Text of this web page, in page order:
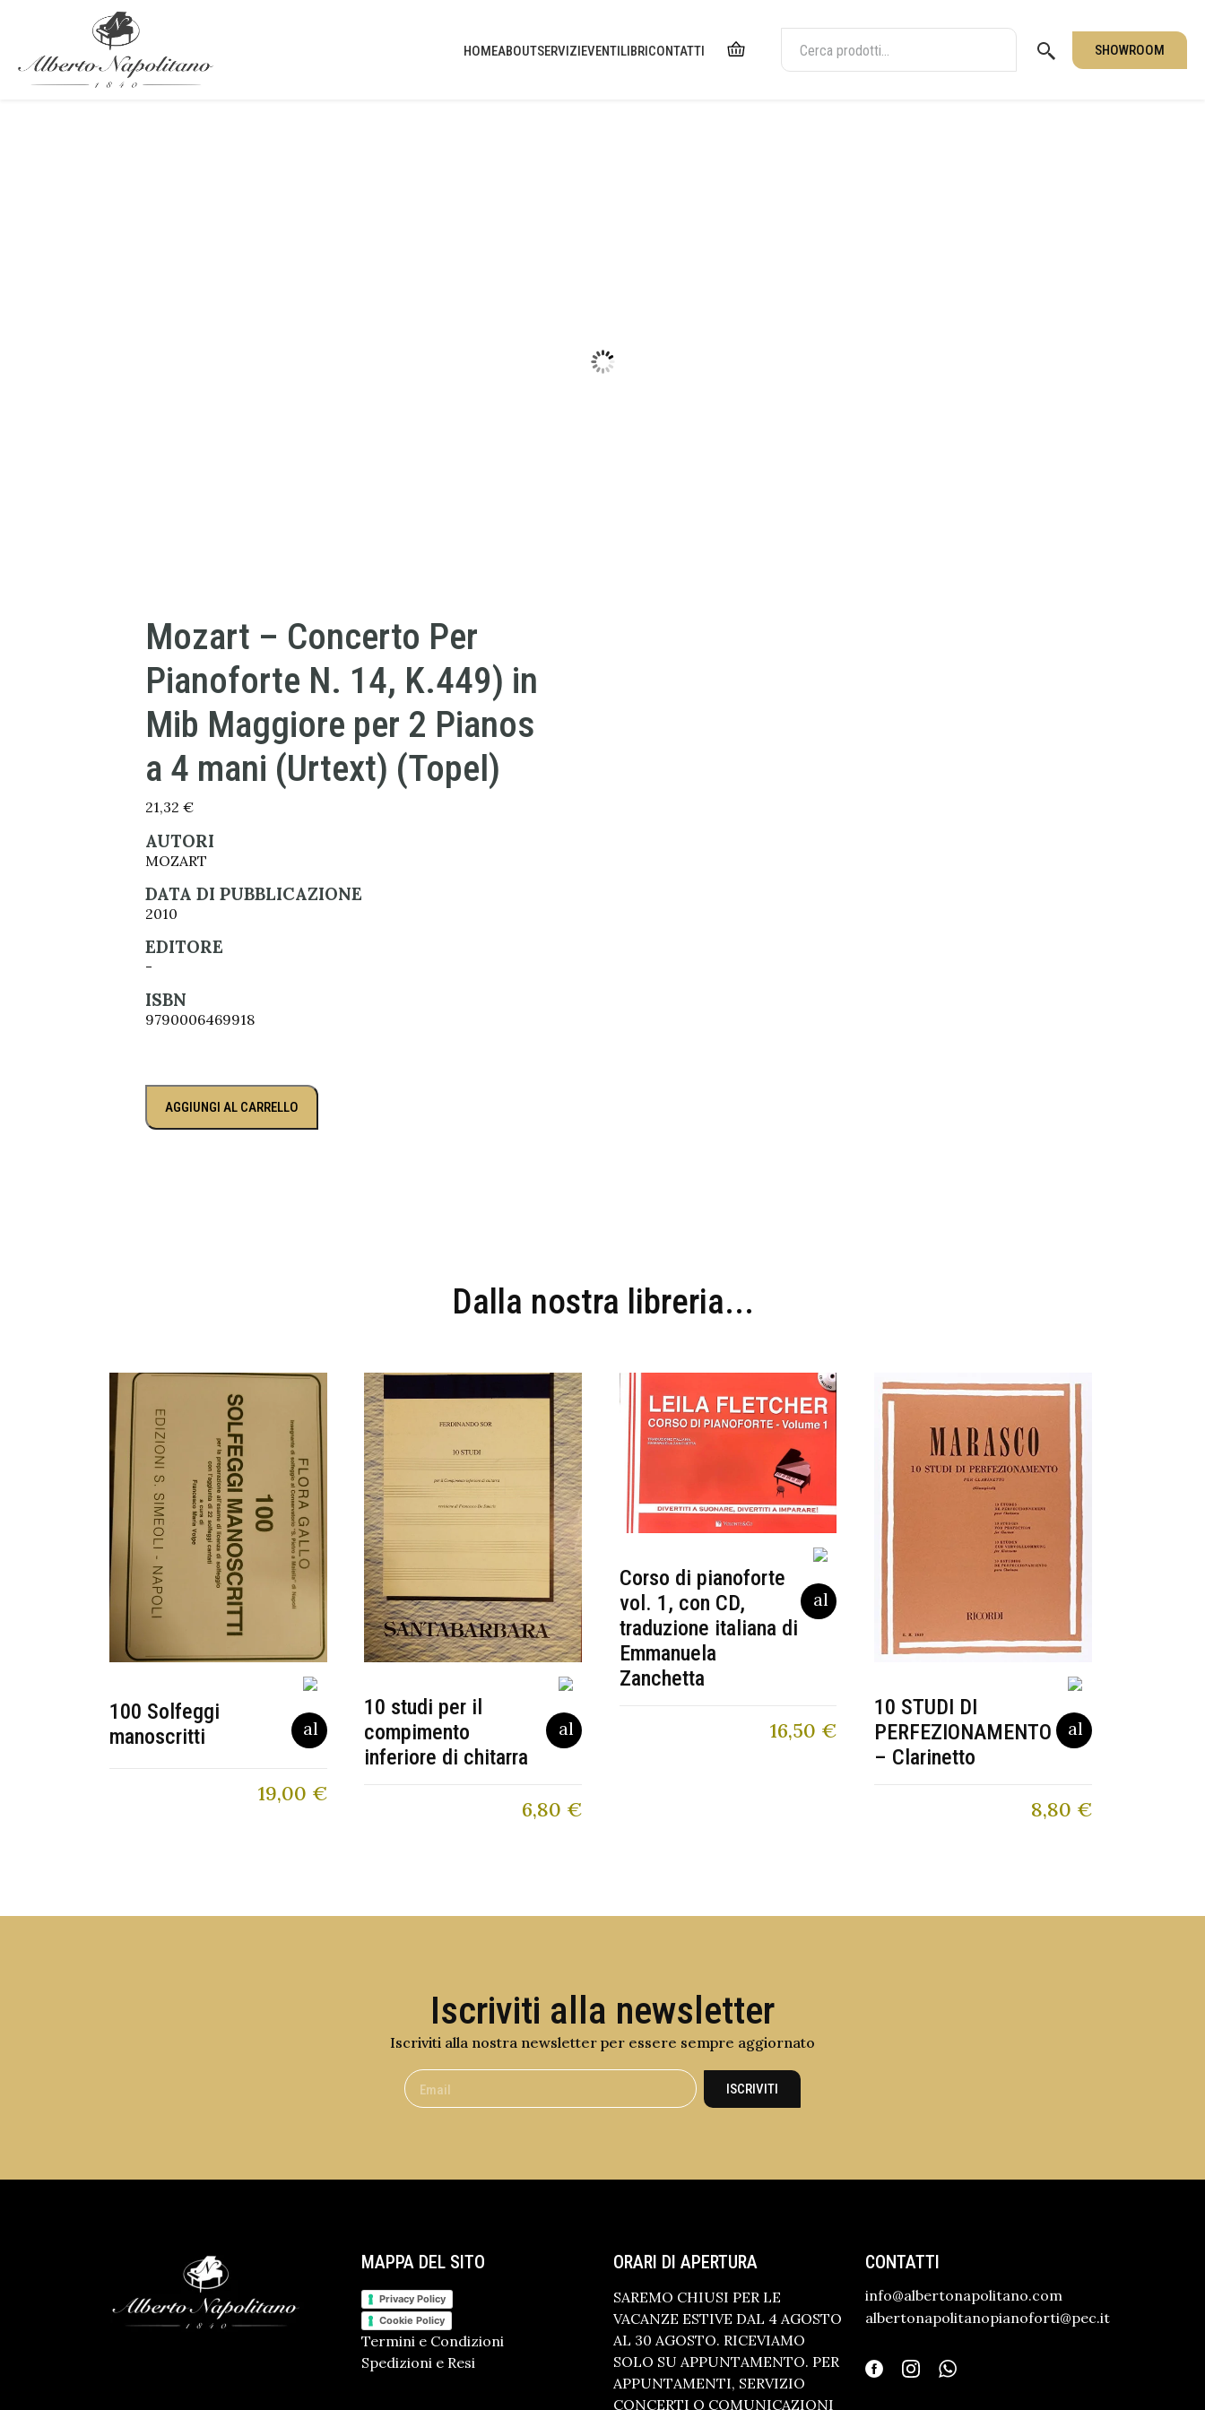
HOMEABOUTSERVIZIEVENTILIBRICONTATTI SHOWROOM
Mozart – Concerto Per
Pianoforte N. 14, K.449) in
Mib Maggiore per 2 Pianos
a 4 mani (Urtext) (Topel)
21,32 €
AUTORI
MOZART
DATA DI PUBBLICAZIONE
2010
EDITORE
-
ISBN
9790006469918
AGGIUNGI AL CARRELLO
Dalla nostra libreria...
100 Solfeggi
manoscritti
19,00 €
10 studi per il
compimento
inferiore di chitarra
6,80 €
Corso di pianoforte
vol. 1, con CD,
traduzione italiana di
Emmanuela
Zanchetta
16,50 €
10 STUDI DI
PERFEZIONAMENTO
– Clarinetto
8,80 €
Iscriviti alla newsletter
Iscriviti alla nostra newsletter per essere sempre aggiornato
ISCRIVITI
MAPPA DEL SITO
Privacy Policy
Cookie Policy
Termini e Condizioni
Spedizioni e Resi
ORARI DI APERTURA
SAREMO CHIUSI PER LE
VACANZE ESTIVE DAL 4 AGOSTO
AL 30 AGOSTO. RICEVIAMO
SOLO SU APPUNTAMENTO. PER
APPUNTAMENTI, SERVIZIO
CONCERTI O COMUNICAZIONI
CONTATTI
info@albertonapolitano.com
albertonapolitanopianoforti@pec.it